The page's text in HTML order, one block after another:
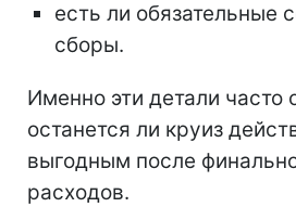
есть ли обязательные
сборы.
Именно эти детали часто
останется ли круиз
выгодным после
расходов.